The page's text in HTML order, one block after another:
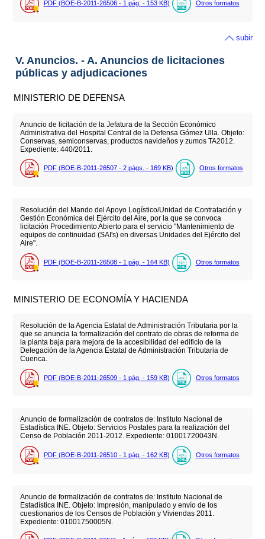
PDF (BOE-B-2011-26506 - 1 pág. - 153 KB) Otros formatos
subir
V. Anuncios. - A. Anuncios de licitaciones
públicas y adjudicaciones
MINISTERIO DE DEFENSA
Anuncio de licitación de la Jefatura de la Sección Económico
Administrativa del Hospital Central de la Defensa Gómez Ulla. Objeto:
Conservas, semiconservas, productos navideños y zumos TA2012.
Expediente: 440/2011.
PDF (BOE-B-2011-26507 - 2 págs. - 169 KB) Otros formatos
Resolución del Mando del Apoyo Logístico/Unidad de Contratación y
Gestión Económica del Ejército del Aire, por la que se convoca
licitación Procedimiento Abierto para el servicio "Mantenimiento de
equipos de continuidad (SAI's) en diversas Unidades del Ejército del
Aire".
PDF (BOE-B-2011-26508 - 1 pág. - 164 KB) Otros formatos
MINISTERIO DE ECONOMÍA Y HACIENDA
Resolución de la Agencia Estatal de Administración Tributaria por la
que se anuncia la formalización del contrato de obras de reforma de
la planta baja para mejora de la accesibilidad del edificio de la
Delegación de la Agencia Estatal de Administración Tributaria de
Cuenca.
PDF (BOE-B-2011-26509 - 1 pág. - 159 KB) Otros formatos
Anuncio de formalización de contratos de: Instituto Nacional de
Estadística INE. Objeto: Servicios Postales para la realización del
Censo de Población 2011-2012. Expediente: 01001720043N.
PDF (BOE-B-2011-26510 - 1 pág. - 162 KB) Otros formatos
Anuncio de formalización de contratos de: Instituto Nacional de
Estadística INE. Objeto: Impresión, manipulado y envío de los
cuestionarios de los Censos de Población y Viviendas 2011.
Expediente: 01001750005N.